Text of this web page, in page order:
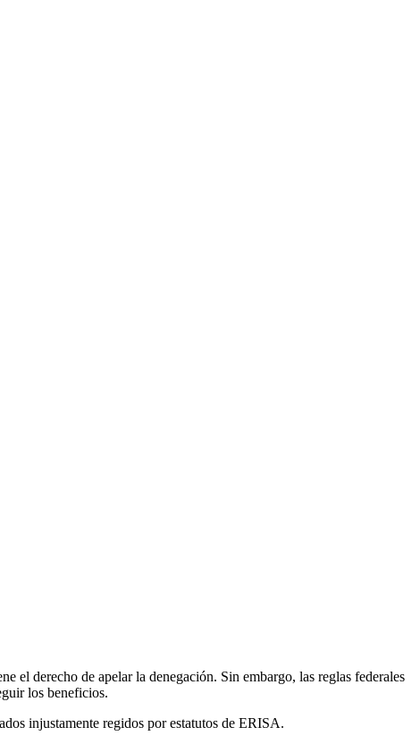
el derecho de apelar la denegación. Sin embargo, las reglas federales
los beneficios.
injustamente regidos por estatutos de ERISA.